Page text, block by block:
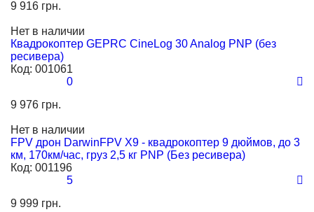
9 916 грн.
Нет в наличии
Квадрокоптер GEPRC CineLog 30 Analog PNP (без
ресивера)
Код: 001061
0
9 976 грн.
Нет в наличии
FPV дрон DarwinFPV X9 - квадрокоптер 9 дюймов, до 3
км, 170км/час, груз 2,5 кг PNP (Без ресивера)
Код: 001196
5
9 999 грн.